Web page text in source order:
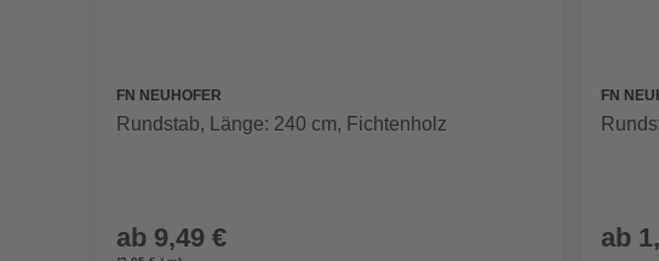
FN NEUHOFER
Rundstab, Länge: 240 cm, Fichtenholz
ab 9,49 €
FN
ab